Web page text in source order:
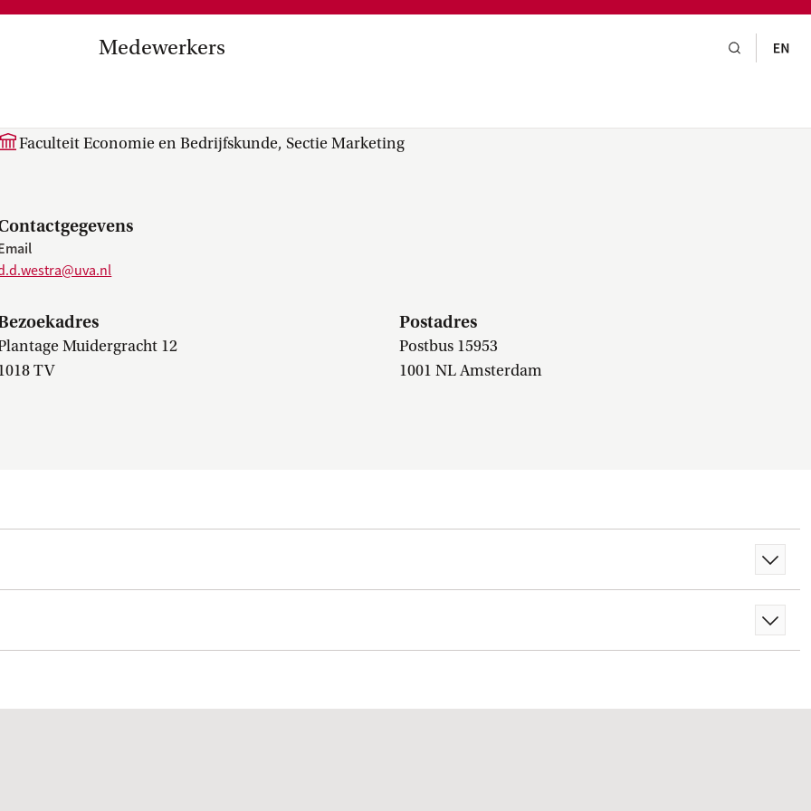
Medewerkers
plan, instellingsplan,
Internationalisering in
Medezeggenschap, ondernemingsraad,
Faculteit Economie en Bedrijfskunde, Sectie Marketing
Muidergracht 12
TV
Postadres
Postbus 15953
1001 NL Amsterdam